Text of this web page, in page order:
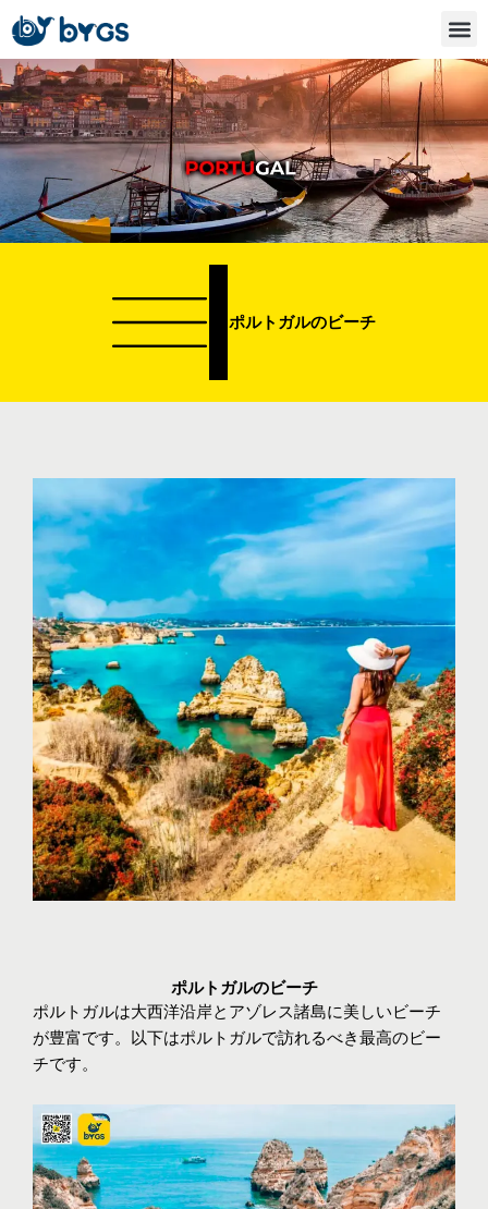
容
を
ス
キ
ッ
ポルトガルのビーチ
ポルトガルのビーチ
ポルトガルは大西洋沿岸とアゾレス諸島に美しいビーチ
が豊富です。以下はポルトガルで訪れるべき最高のビー
チです。